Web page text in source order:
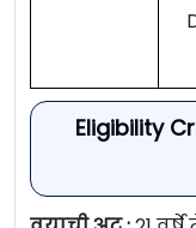
Eligibility